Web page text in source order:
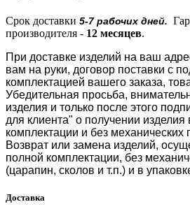
Срок доставки 5-7 рабочих дней.
производителя - 12 месяцев.
При доставке изделий на ваш
вам на руки, договор поставки с
комплектацией вашего заказа,
Убедительная просьба,
изделия и только после этого
для клиента" о получении
комплектации и без механических
Возврат или замена изделий,
полной комплектации, без
(царапин, сколов и т.п.) и в
Доставка